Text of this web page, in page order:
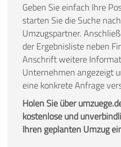
Geben Sie einfach Ihre
starten Sie die Suche
Umzugspartner.
der Ergebnisliste neben
Anschrift weitere
Unternehmen angezeigt
eine konkrete Anfrage
Holen Sie über
kostenlose und
Ihren geplanten Umzug